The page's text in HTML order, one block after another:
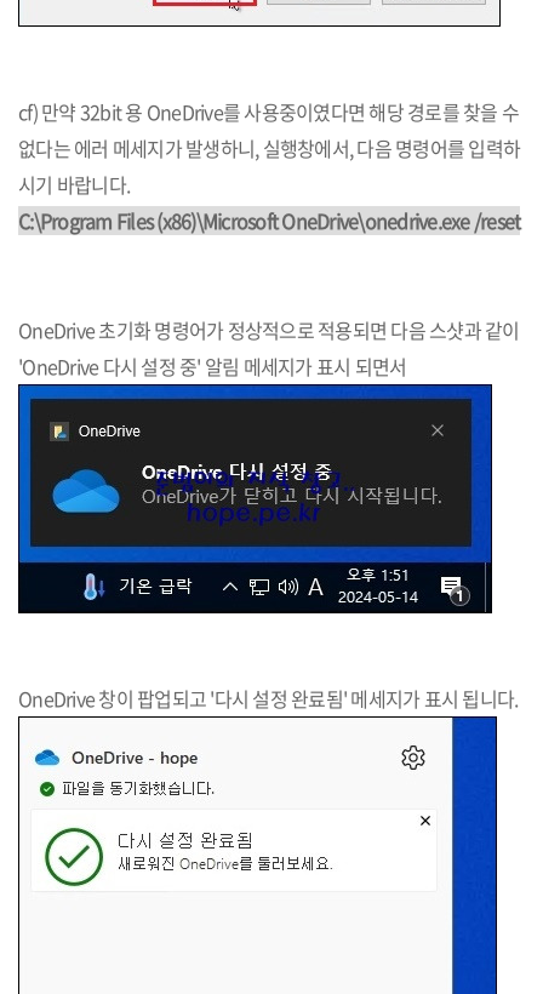
cf) 만약 32bit 용 OneDrive를 사용중이였다면 해당 경로를 찾을 수
없다는 에러 메세지가 발생하니, 실행창에서, 다음 명령어를 입력하
시기 바랍니다.
C:\Program Files (x86)\Microsoft OneDrive\onedrive.exe /reset
OneDrive 초기화 명령어가 정상적으로 적용되면 다음 스샷과 같이
'OneDrive 다시 설정 중' 알림 메세지가 표시 되면서
OneDrive 창이 팝업되고 '다시 설정 완료됨' 메세지가 표시 됩니다.